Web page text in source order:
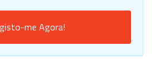
me Agora!